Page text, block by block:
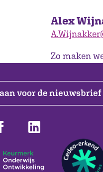
Alex
Zo maken
voor de nieuwsbrief